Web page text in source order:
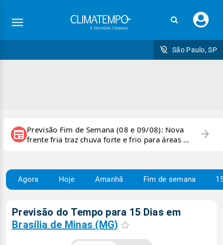
seu
São Paulo, SP
newspaper Previsão Fim de Semana (08 e 09/08): Nova
frente fria traz chuva forte e frio para áreas do
país
arrow_forward
Agora Hoje Amanhã Fim de semana
Previsão do Tempo para 15 Dias em
Brasília de Minas (MG)